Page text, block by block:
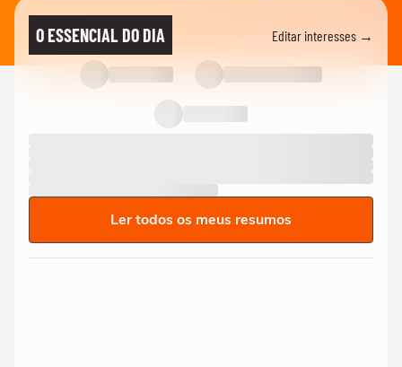
O ESSENCIAL DO DIA Editar interesses →
Ler todos os meus resumos